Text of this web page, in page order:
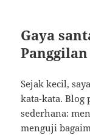
Gaya
Sejak kecil,
kata-kata. Blog
sederhana:
menguji